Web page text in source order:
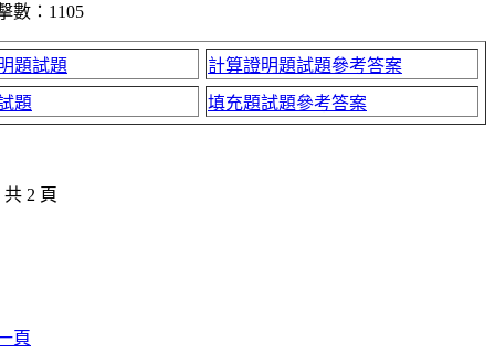
數：1105
題試題
計算證明題試題參考答案
題
填充題試題參考答案
2 頁
頁